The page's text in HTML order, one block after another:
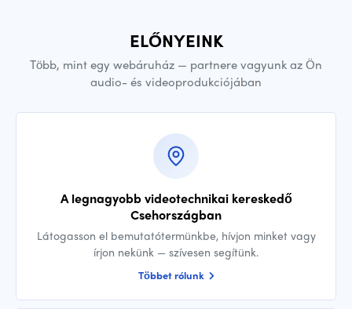
ELŐNYEINK
Több, mint egy webáruház — partnere vagyunk az Ön
audio- és videoprodukciójában
A legnagyobb videotechnikai kereskedő
Csehországban
Látogasson el bemutatótermünkbe, hívjon minket vagy
írjon nekünk — szívesen segítünk.
Többet rólunk